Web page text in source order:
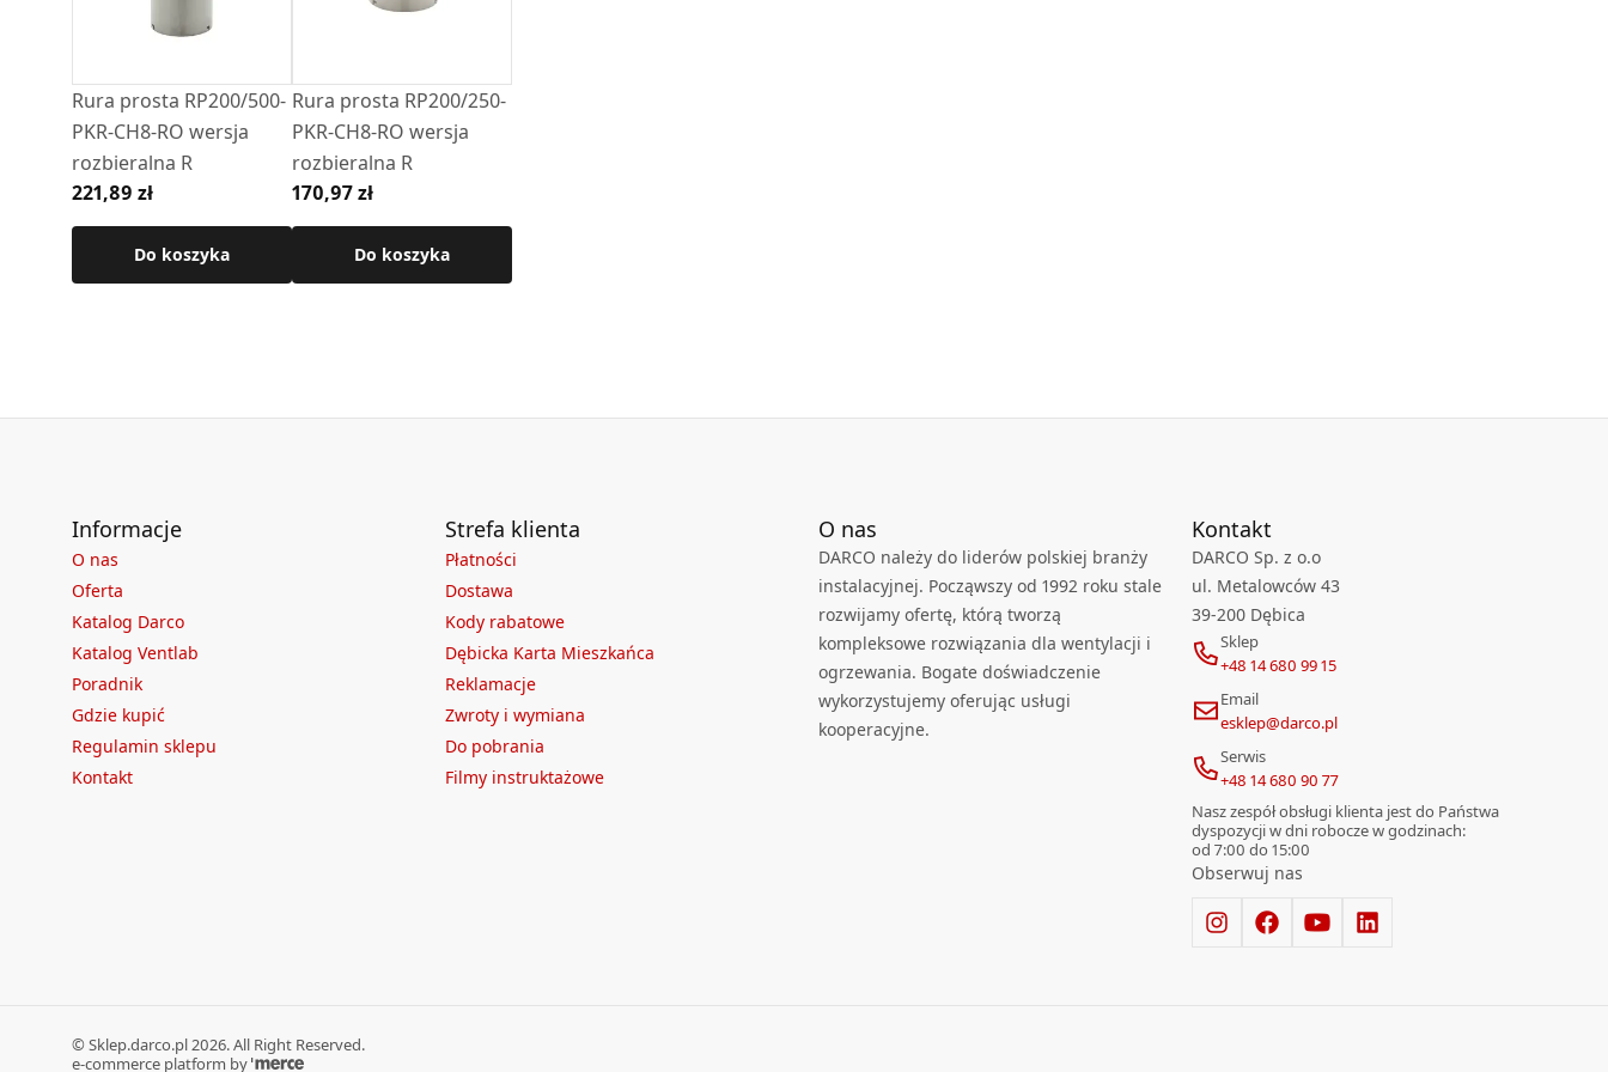
Rura prosta RP200/500-
PKR-CH8-RO wersja
rozbieralna R
221,89 zł
Do koszyka
Rura prosta RP200/250-
PKR-CH8-RO wersja
rozbieralna R
170,97 zł
Do koszyka
Informacje
O nas
Oferta
Katalog Darco
Katalog Ventlab
Poradnik
Gdzie kupić
Regulamin sklepu
Kontakt
Strefa klienta
Płatności
Dostawa
Kody rabatowe
Dębicka Karta Mieszkańca
Reklamacje
Zwroty i wymiana
Do pobrania
Filmy instruktażowe
O nas
DARCO należy do liderów polskiej branży
instalacyjnej. Począwszy od 1992 roku stale
rozwijamy ofertę, którą tworzą
kompleksowe rozwiązania dla wentylacji i
ogrzewania. Bogate doświadczenie
wykorzystujemy oferując usługi
kooperacyjne.
Kontakt
DARCO Sp. z o.o
ul. Metalowców 43
39-200 Dębica
Sklep
+48 14 680 99 15
Email
esklep@darco.pl
Serwis
+48 14 680 90 77
Nasz zespół obsługi klienta jest do Państwa
dyspozycji w dni robocze w godzinach:
od 7:00 do 15:00
Obserwuj nas
© Sklep.darco.pl2026. All Right Reserved.
e-commerce platform by